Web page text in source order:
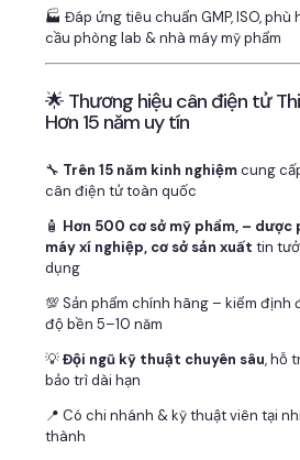
🏭 Đáp ứng tiêu chuẩn GMP, ISO, phù
cầu phòng lab & nhà máy mỹ phẩm
🌟 Thương hiệu cân điện tử
Hơn 15 năm uy tín
🔧 Trên 15 năm kinh nghiệmcung
cân điện tử toàn quốc
🧴 Hơn 500 cơ sở mỹ phẩm, – dược
máy xí nghiệp, cơ sở sản xuất tin
dụng
💯 Sản phẩm chính hãng – kiểm định
độ bền 5–10 năm
💡Đội ngũ kỹ thuật chuyên sâu, hỗ
bảo trì dài hạn
📍 Có chi nhánh & kỹ thuật viên tại
thành